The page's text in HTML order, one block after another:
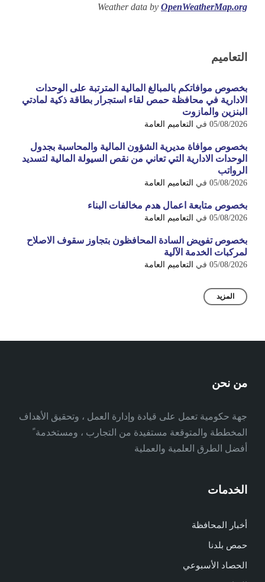
Weather data by OpenWeatherMap.org
التعاميم
بخصوص موافاتكم بالمبالغ المالية المترتبة على الوحدات
الادارية في محافظة حمص لقاء استجرار بطاقة ذكية لمادتي
البنزين والمازوت
05/08/2026 في التعاميم العامة
بخصوص موافاة مديرية الشؤون المالية والمحاسبة بجدول
الوحدات الادارية التي تعاني من نقص السيولة المالية لتسديد
الرواتب
05/08/2026 في التعاميم العامة
بخصوص متابعة اعمال هدم مخالفات البناء
05/08/2026 في التعاميم العامة
بخصوص تفويض السادة المحافظون بتجاوز سقوف الاصلاح
لمركبات الخدمة الآلية
05/08/2026 في التعاميم العامة
المزيد
من نحن
جهة حكومية تعمل على قيادة وإدارة العمل ، وتحقيق الأهداف
المخططة والمتوقعة مستفيدة من التجارب ، ومستخدمة ً
أفضل الطرق العلمية والعملية
الخدمات
أخبار المحافظة
حمص بلدنا
الحصاد الأسبوعي